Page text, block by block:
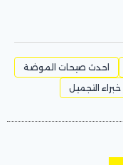
احدث صيحات الموضة
خبراء التجميل